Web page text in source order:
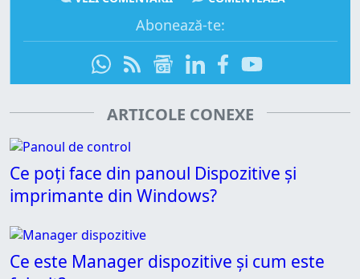
Abonează-te:
ARTICOLE CONEXE
Ce poți face din panoul Dispozitive și
imprimante din Windows?
Ce este Manager dispozitive și cum este